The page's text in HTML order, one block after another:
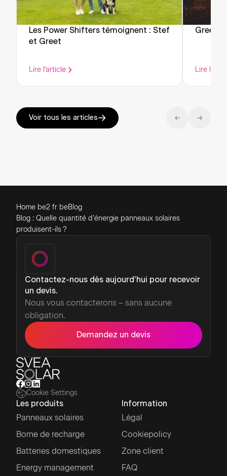
Les Power Shifters témoignent : Stef
et Greet
Lire l'article
Green
Lire
Voir tous les articles
Home be2 fr beBlog
Blog : Quelle quantité d’énergie panneaux solaires
produisent-ils ?
Contactez-nous dès aujourd’hui pour recevoir
un devis.
Nous vous contacterons – sans aucune
obligation.
Demandez un devis
Cookie Settings
Les produits
Panneaux solaires
Borne de recharge
Batteries domestiques
Energy management
Information
Légal
Cookiepolicy
Zone client
FAQ